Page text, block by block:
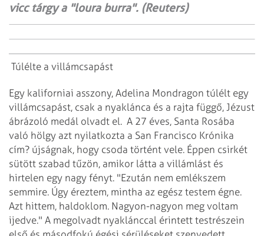
vicc tárgy a "loura burra". (Reuters)
Túlélte a villámcsapást
Egy kaliforniai asszony, Adelina Mondragon túlélt egy
villámcsapást, csak a nyaklánca és a rajta függő, Jézust
ábrázoló medál olvadt el. A 27 éves, Santa Rosába
való hölgy azt nyilatkozta a San Francisco Krónika
cím? újságnak, hogy csoda történt vele. Éppen csirkét
sütött szabad tűzön, amikor látta a villámlást és
hirtelen egy nagy fényt. "Ezután nem emlékszem
semmire. Úgy éreztem, mintha az egész testem égne.
Azt hittem, haldoklom. Nagyon-nagyon meg voltam
ijedve." A megolvadt nyaklánccal érintett testrészein